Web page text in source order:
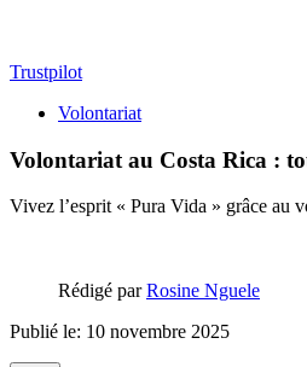
Trustpilot
Volontariat
Volontariat au Costa Rica :
Vivez l’esprit « Pura Vida » grâce au
Rédigé parRosine Nguele
Publié le: 10 novembre 2025